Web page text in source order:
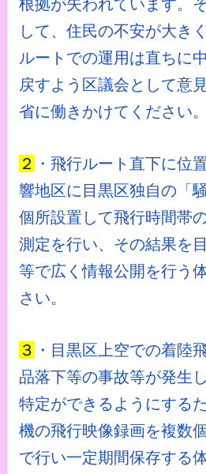
根拠が失われています。
して、住民の不安が大き
ルートでの運用は直ちに
戻すよう区議会として意
省に働きかけてください。
２ ・飛行ルート直下に位
響地区に目黒区独自の「
個所設置して飛行時間帯
測定を行い、その結果を
等で広く情報公開を行う
さい。
３ ・目黒区上空での着陸
品落下等の事故等が発生
特定ができるようにする
機の飛行映像録画を複数
で行い一定期間保存する